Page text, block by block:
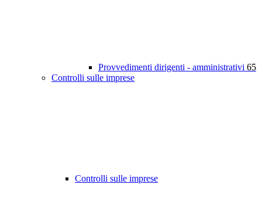
Provvedimenti dirigenti - amministrativi 65
Controlli sulle imprese
Controlli sulle imprese